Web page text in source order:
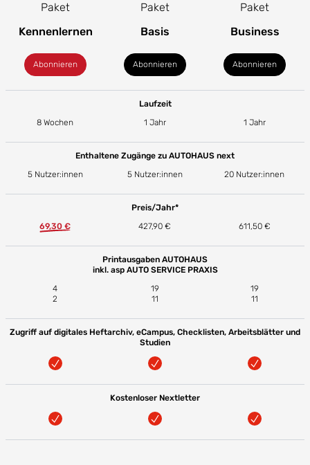
Paket
Kennenlernen
Abonnieren
Paket
Basis
Abonnieren
Paket
Business
Abonnieren
Laufzeit
8 Wochen
1 Jahr 1 Jahr
Enthaltene Zugänge zu AUTOHAUS next
5 Nutzer:innen
5 Nutzer:innen 20 Nutzer:innen
Preis/Jahr*
69,30 €
427,90 € 611,50 €
Printausgaben AUTOHAUS
inkl. asp AUTO SERVICE PRAXIS
4
2
19
11
19
11
Zugriff auf digitales Heftarchiv, eCampus, Checklisten, Arbeitsblätter und
Studien
Kostenloser Nextletter